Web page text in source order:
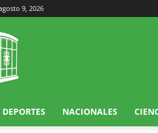
9, 2026
DEPORTES NACIONALES